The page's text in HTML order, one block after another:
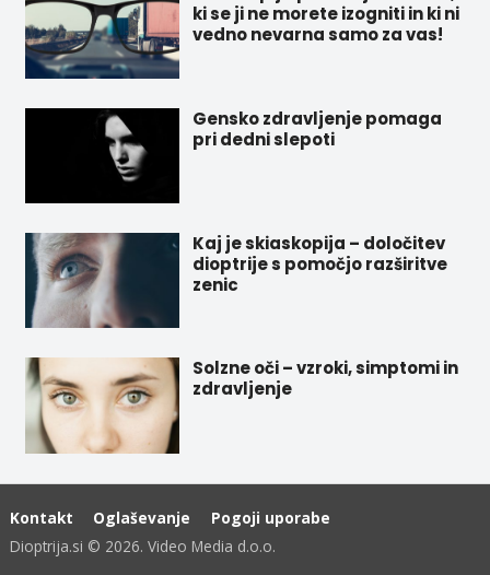
ki se ji ne morete izogniti in ki ni
vedno nevarna samo za vas!
Gensko zdravljenje pomaga
pri dedni slepoti
Kaj je skiaskopija – določitev
dioptrije s pomočjo razširitve
zenic
Solzne oči – vzroki, simptomi in
zdravljenje
Kontakt Oglaševanje
Pogoji uporabe
Dioptrija.si © 2026. Video Media d.o.o.